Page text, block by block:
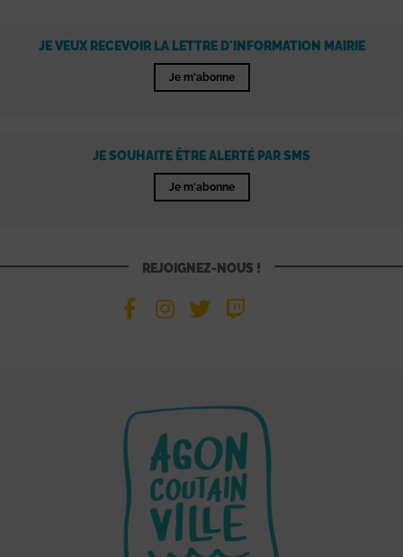
JE VEUX RECEVOIR LA LETTRE D'INFORMATION MAIRIE
Je m'abonne
JE SOUHAITE ÊTRE ALERTÉ PAR SMS
Je m'abonne
REJOIGNEZ-NOUS !